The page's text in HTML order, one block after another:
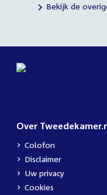
Bekijk de
Over
Colofon
Disclaimer
Uw privacy
Cookies